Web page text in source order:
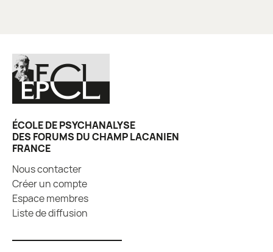
ÉCOLE DE PSYCHANALYSE
DES FORUMS DU CHAMP LACANIEN
FRANCE
Nous contacter
Créer un compte
Espace membres
Liste de diffusion